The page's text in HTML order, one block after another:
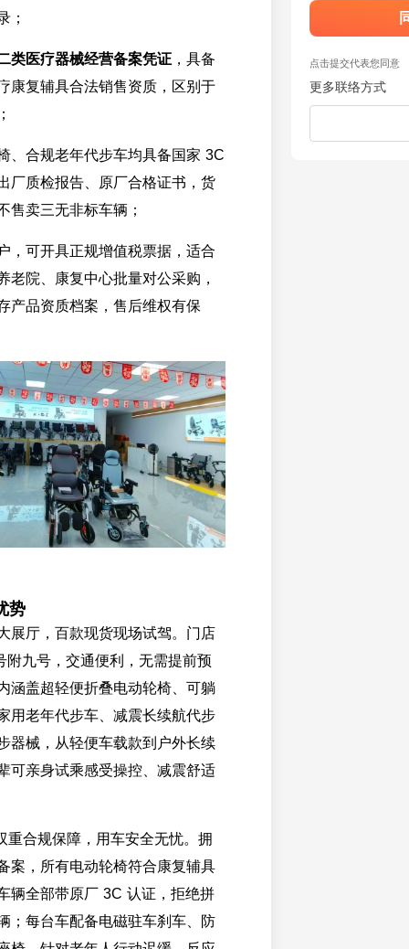
；
类医疗器械经营备案凭证，具备
康复辅具合法销售资质，区别于
、合规老年代步车均具备国家 3C
厂质检报告、原厂合格证书，货
售卖三无非标车辆；
，可开具正规增值税票据，适合
老院、康复中心批量对公采购，
产品资质档案，售后维权有保
势
展厅，百款现货现场试驾。门店
附九号，交通便利，无需提前预
涵盖超轻便折叠电动轮椅、可躺
用老年代步车、减震长续航代步
器械，从轻便车载款到户外长续
可亲身试乘感受操控、减震舒适
重合规保障，用车安全无忧。拥
案，所有电动轮椅符合康复辅具
辆全部带原厂 3C 认证，拒绝拼
；每台车配备电磁驻车刹车、防
点击提交代表您同意
更多联络方式